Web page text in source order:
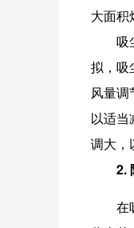
大面积
吸
拟，吸
风量
以适
调大，
2.
在